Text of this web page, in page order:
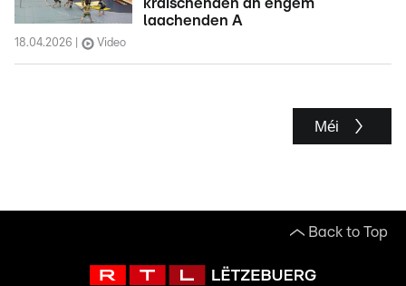
kräischenden an engem
laachenden A
18.04.2026 Video
Méi
Back to Top